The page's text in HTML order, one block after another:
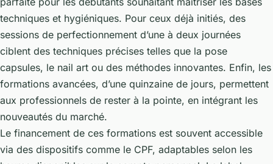
techniques et hygiéniques. Pour ceux déjà initiés, des
sessions de perfectionnement d’une à deux journées
ciblent des techniques précises telles que la pose
capsules, le nail art ou des méthodes innovantes. Enfin, les
formations avancées, d’une quinzaine de jours, permettent
aux professionnels de rester à la pointe, en intégrant les
nouveautés du marché.
Le financement de ces formations est souvent accessible
via des dispositifs comme le CPF, adaptables selon les